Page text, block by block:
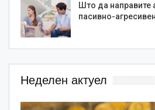
Што да направите
пасивно-
Неделен актуел